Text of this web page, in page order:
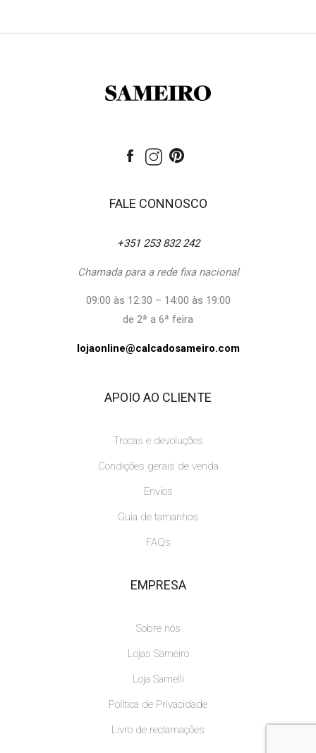
FALE CONNOSCO
+351 253 832 242
Chamada para a rede fixa nacional
09:00 às 12:30 – 14:00 às 19:00
de 2ª a 6ª feira
lojaonline@calcadosameiro.com
APOIO AO CLIENTE
Trocas e devoluções
Condições gerais de venda
Envios
Guia de tamanhos
FAQs
EMPRESA
Sobre nós
Lojas Sameiro
Loja Samelli
Política de Privacidade
Livro de reclamações